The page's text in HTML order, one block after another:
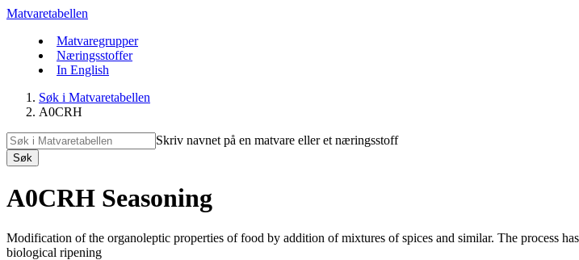
Matvaretabellen
Matvaregrupper
Næringsstoffer
In English
Søk i Matvaretabellen
A0CRH
Skriv navnet på en matvare eller et næringsstoff
Søk
A0CRH Seasoning
Modification of the organoleptic properties of food by addition of mixtures of spices and similar. The process
biological ripening